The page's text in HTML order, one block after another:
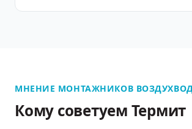
МНЕНИЕ МОНТАЖНИКОВ
Кому советуем Термит